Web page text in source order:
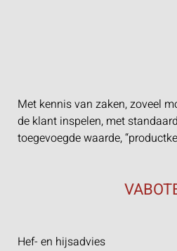
Met kennis van zaken, zoveel
de klant inspelen, met
toegevoegde waarde,
Hef- en hijsadvies